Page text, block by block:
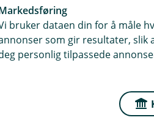
kredittkortet
kan du ta ut penger i
spør.
skjermen før du
bruker dataen din for å måle
som gir resultater, slik
personlig tilpassede